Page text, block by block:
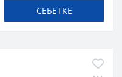
СЕБЕТКЕ